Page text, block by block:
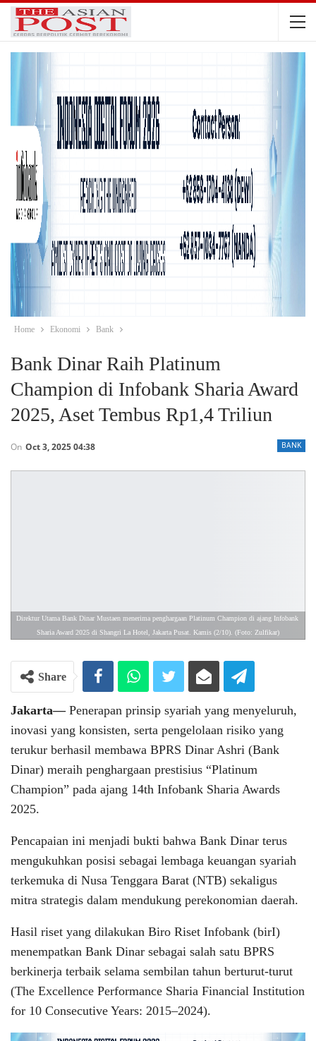
Home Ekonomi Bank
Bank Dinar Raih Platinum
Champion di Infobank Sharia Award
2025, Aset Tembus Rp1,4 Triliun
BANK
On Oct 3, 2025 04:38
Direktur Utama Bank Dinar Mustaen menerima penghargaan Platinum Champion di ajang Infobank
Sharia Award 2025 di Shangri La Hotel, Jakarta Pusat. Kamis (2/10). (Foto: Zulfikar)
Share
Jakarta— Penerapan prinsip syariah yang menyeluruh,
inovasi yang konsisten, serta pengelolaan risiko yang
terukur berhasil membawa BPRS Dinar Ashri (Bank
Dinar) meraih penghargaan prestisius “Platinum
Champion” pada ajang 14th Infobank Sharia Awards
2025.
Pencapaian ini menjadi bukti bahwa Bank Dinar terus
mengukuhkan posisi sebagai lembaga keuangan syariah
terkemuka di Nusa Tenggara Barat (NTB) sekaligus
mitra strategis dalam mendukung perekonomian daerah.
Hasil riset yang dilakukan Biro Riset Infobank (birI)
menempatkan Bank Dinar sebagai salah satu BPRS
berkinerja terbaik selama sembilan tahun berturut-turut
(The Excellence Performance Sharia Financial Institution
for 10 Consecutive Years: 2015–2024).